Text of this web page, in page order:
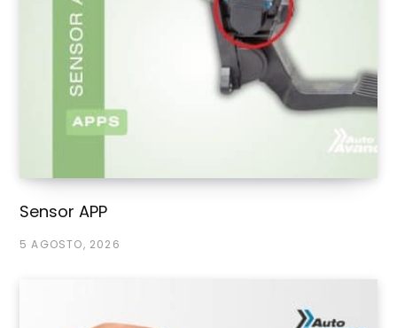
Sensor APP
5 AGOSTO, 2026